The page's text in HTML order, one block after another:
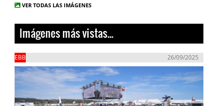
VER TODAS LAS IMÁGENES
Imágenes más vistas...
EBB 26/09/2025